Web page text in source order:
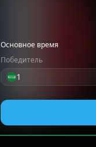
Основное время
Победитель
1